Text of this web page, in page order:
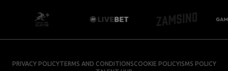
PRIVACY POLICYTERMS AND CONDITIONSCOOKIE POLICYISMS POLICY